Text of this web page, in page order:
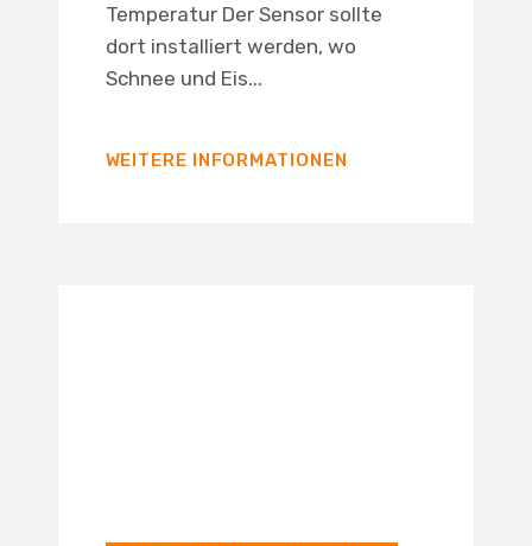
Temperatur Der Sensor sollte
dort installiert werden, wo
Schnee und Eis...
WEITERE INFORMATIONEN